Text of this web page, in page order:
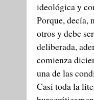
ideológica y
Porque, decía,
otros y debe
deliberada,
comienza
una de las
Casi toda la